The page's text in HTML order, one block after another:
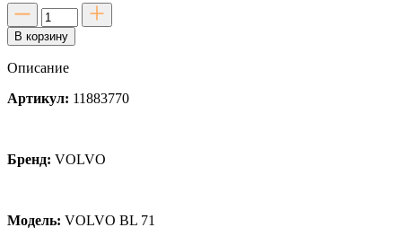
Количество
товара
Втулка
рукоять
(Крепление
ковша
к
рукояти)
BL
В корзину
Описание
Артикул: 11883770
Бренд: VOLVO
Модель: VOLVO BL 71